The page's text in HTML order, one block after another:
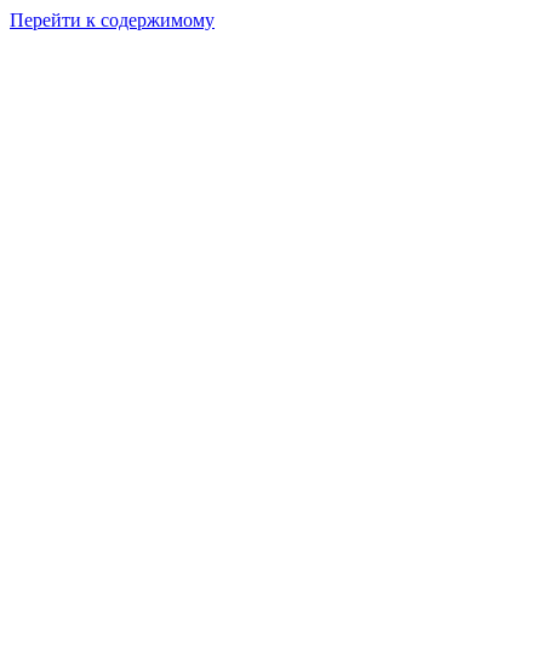
Перейти к содержимому